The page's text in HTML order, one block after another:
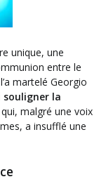
unique, une
entre le
martelé Georgio
la
qui, malgré une voix
a insufflé une